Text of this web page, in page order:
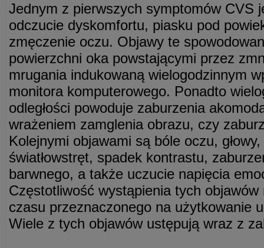
Jednym z pierwszych symptomów CVS
odczucie dyskomfortu, piasku pod
zmęczenie oczu. Objawy te
powierzchni oka powstającymi przez
mrugania indukowaną wielogodzinnym
monitora komputerowego. Ponadto
odległości powoduje zaburzenia
wrażeniem zamglenia obrazu, czy
Kolejnymi objawami są bóle oczu,
światłowstręt, spadek kontrastu,
barwnego, a także uczucie napięcia
Częstotliwość wystąpienia tych
czasu przeznaczonego na użytkowanie
Wiele z tych objawów ustępują wraz z